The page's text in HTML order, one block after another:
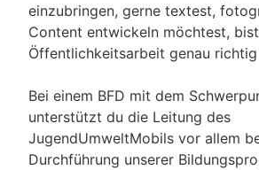
einzubringen, gerne textest,
Content entwickeln möchtest,
Öffentlichkeitsarbeit genau richtig
Bei einem BFD mit dem
unterstützt du die Leitung des
JugendUmweltMobils vor allem
Durchführung unserer